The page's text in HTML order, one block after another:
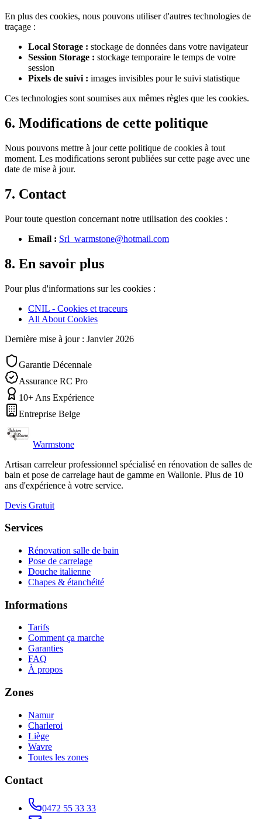
En plus des cookies, nous pouvons utiliser d'autres technologies de
traçage :
Local Storage : stockage de données dans votre navigateur
Session Storage : stockage temporaire le temps de votre
session
Pixels de suivi : images invisibles pour le suivi statistique
Ces technologies sont soumises aux mêmes règles que les cookies.
6. Modifications de cette politique
Nous pouvons mettre à jour cette politique de cookies à tout
moment. Les modifications seront publiées sur cette page avec une
date de mise à jour.
7. Contact
Pour toute question concernant notre utilisation des cookies :
Email : Srl_warmstone@hotmail.com
8. En savoir plus
Pour plus d'informations sur les cookies :
CNIL - Cookies et traceurs
All About Cookies
Dernière mise à jour : Janvier 2026
Garantie Décennale
Assurance RC Pro
10+ Ans Expérience
Entreprise Belge
Warmstone
Artisan carreleur professionnel spécialisé en rénovation de salles de
bain et pose de carrelage haut de gamme en Wallonie. Plus de 10
ans d'expérience à votre service.
Devis Gratuit
Services
Rénovation salle de bain
Pose de carrelage
Douche italienne
Chapes & étanchéité
Informations
Tarifs
Comment ça marche
Garanties
FAQ
À propos
Zones
Namur
Charleroi
Liège
Wavre
Toutes les zones
Contact
0472 55 33 33